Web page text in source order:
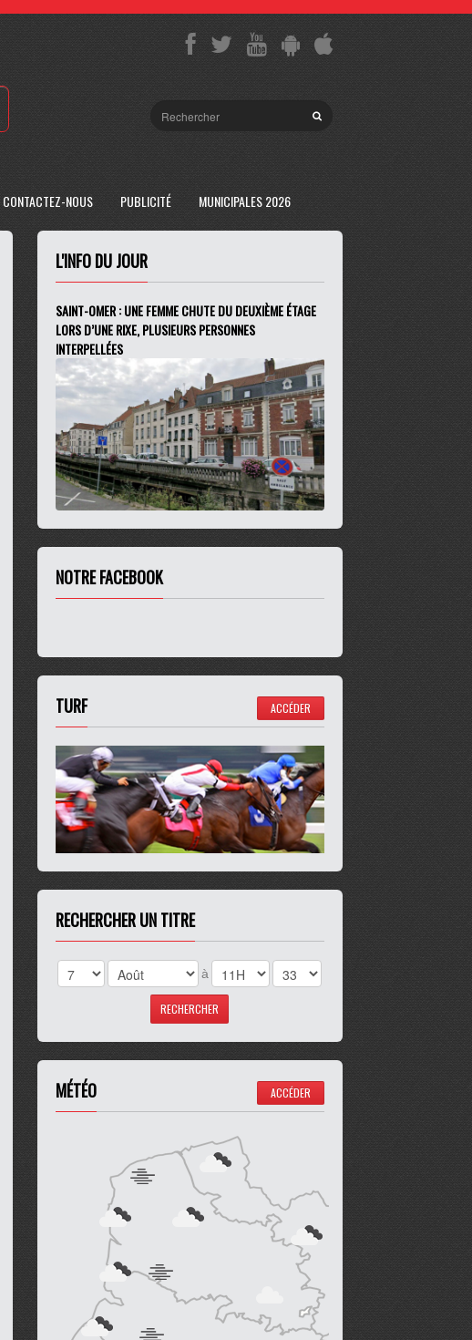
CONTACTEZ-NOUS PUBLICITÉ MUNICIPALES 2026
L'INFO DU JOUR
SAINT-OMER : UNE FEMME CHUTE DU DEUXIÈME ÉTAGE
LORS D’UNE RIXE, PLUSIEURS PERSONNES
INTERPELLÉES
NOTRE FACEBOOK
TURF ACCÉDER
RECHERCHER UN TITRE
à
MÉTÉO ACCÉDER